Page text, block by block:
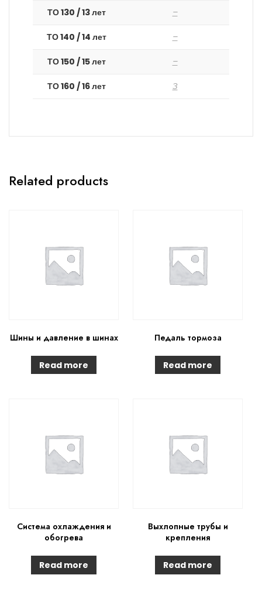
ТО 130 / 13 лет –
ТО 140 / 14 лет –
ТО 150 / 15 лет –
ТО 160 / 16 лет З
Related products
Шины и давление в шинах
Read more
Педаль тормоза
Read more
Система охлаждения и
обогрева
Read more
Выхлопные трубы и
крепления
Read more